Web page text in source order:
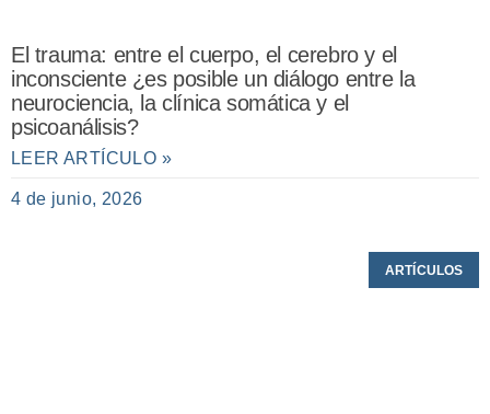
El trauma: entre el cuerpo, el cerebro y el
inconsciente ¿es posible un diálogo entre la
neurociencia, la clínica somática y el
psicoanálisis?
LEER ARTÍCULO »
4 de junio, 2026
ARTÍCULOS